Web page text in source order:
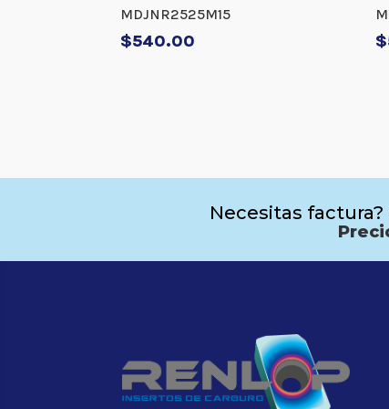
MDJNR2525M15
$540.00 $
Necesitas factura?